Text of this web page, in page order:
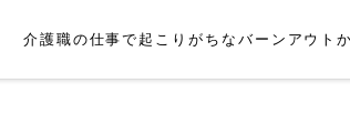
介護職の仕事で起こりがちなバーンアウト